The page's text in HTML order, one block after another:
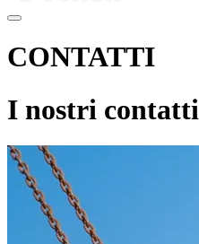
CONTATTI
I nostri contatti